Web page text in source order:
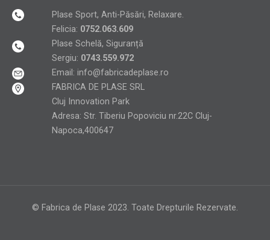
Plase Sport, Anti-Păsări, Relaxare.
Felicia: 0752.063.609
Plase Schelă, Siguranță
Sergiu: 0743.559.972
Email: info@fabricadeplase.ro
FABRICA DE PLASE SRL
Cluj Innovation Park
Adresa: Str. Tiberiu Popoviciu nr.22C Cluj-
Napoca,400647
© Fabrica de Plase 2023. Toate Drepturile Rezervate.